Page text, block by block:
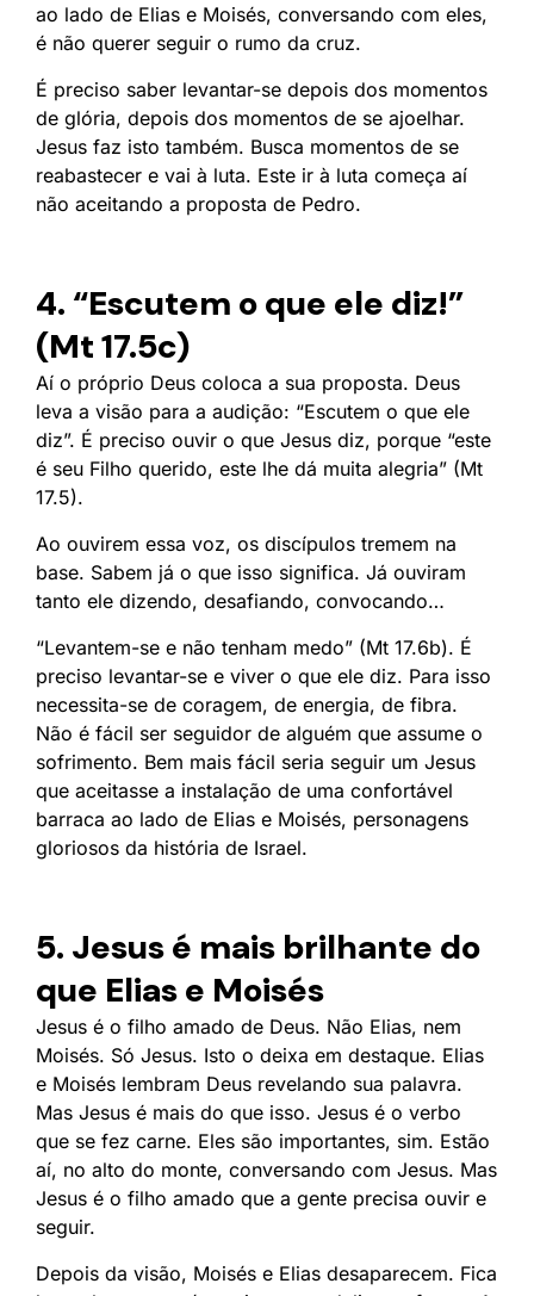
ao lado de Elias e Moisés, conversando com eles,
é não querer seguir o rumo da cruz.
É preciso saber levantar-se depois dos momentos
de glória, depois dos momentos de se ajoelhar.
Jesus faz isto também. Busca momentos de se
reabastecer e vai à luta. Este ir à luta começa aí
não aceitando a proposta de Pedro.
4. “Escutem o que ele diz!”
(Mt 17.5c)
Aí o próprio Deus coloca a sua proposta. Deus
leva a visão para a audição: “Escutem o que ele
diz”. É preciso ouvir o que Jesus diz, porque “este
é seu Filho querido, este lhe dá muita alegria” (Mt
17.5).
Ao ouvirem essa voz, os discípulos tremem na
base. Sabem já o que isso significa. Já ouviram
tanto ele dizendo, desafiando, convocando…
“Levantem-se e não tenham medo” (Mt 17.6b). É
preciso levantar-se e viver o que ele diz. Para isso
necessita-se de coragem, de energia, de fibra.
Não é fácil ser seguidor de alguém que assume o
sofrimento. Bem mais fácil seria seguir um Jesus
que aceitasse a instalação de uma confortável
barraca ao lado de Elias e Moisés, personagens
gloriosos da história de Israel.
5. Jesus é mais brilhante do
que Elias e Moisés
Jesus é o filho amado de Deus. Não Elias, nem
Moisés. Só Jesus. Isto o deixa em destaque. Elias
e Moisés lembram Deus revelando sua palavra.
Mas Jesus é mais do que isso. Jesus é o verbo
que se fez carne. Eles são importantes, sim. Estão
aí, no alto do monte, conversando com Jesus. Mas
Jesus é o filho amado que a gente precisa ouvir e
seguir.
Depois da visão, Moisés e Elias desaparecem. Fica